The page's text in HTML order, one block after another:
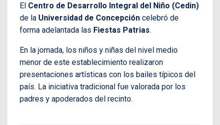
El Centro de Desarrollo Integral del Niño (Cedin)
de la Universidad de Concepción celebró de
forma adelantada las Fiestas Patrias.
En la jornada, los niños y niñas del nivel medio
menor de este establecimiento realizaron
presentaciones artísticas con los bailes típicos del
país. La iniciativa tradicional fue valorada por los
padres y apoderados del recinto.